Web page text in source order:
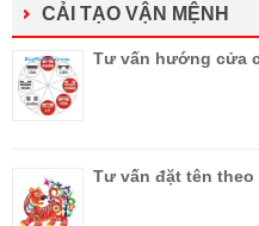
CẢI TẠO VẬN MỆNH
Tư vấn hướng cửa
Tư vấn đặt tên